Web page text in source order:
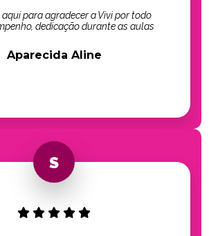
para agradecer a Vivi por todo
dedicação durante as aulas
Aparecida Aline